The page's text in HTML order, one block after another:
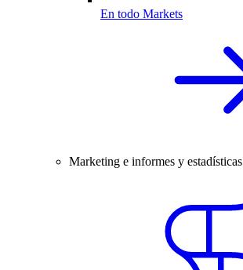
En todo Markets
Marketing e informes y estadísticas